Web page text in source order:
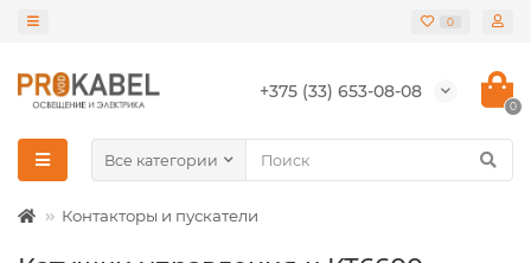
0
+375 (33) 653-08-08
0
Все категории
Контакторы и пускатели